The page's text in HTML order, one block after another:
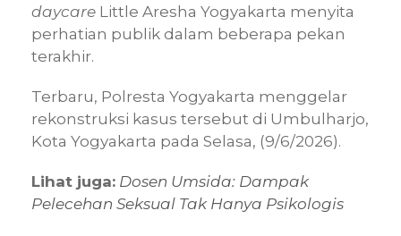
daycare Little Aresha Yogyakarta menyita
perhatian publik dalam beberapa pekan
terakhir.
Terbaru, Polresta Yogyakarta menggelar
rekonstruksi kasus tersebut di Umbulharjo,
Kota Yogyakarta pada Selasa, (9/6/2026).
Lihat juga: Dosen Umsida: Dampak
Pelecehan Seksual Tak Hanya Psikologis